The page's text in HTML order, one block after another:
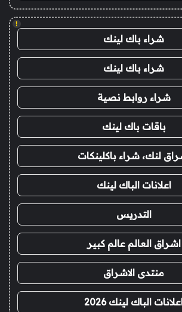
!
شراء باك لينك
شراء باك لينك
شراء روابط نصية
باقات باك لينك
لنك، شراء باكلينكات
اعلانات الباك لينك
التدريس
اشراق العالم عالم كبير
منتدى الاشراق
اعلانات الباك لينك 2026